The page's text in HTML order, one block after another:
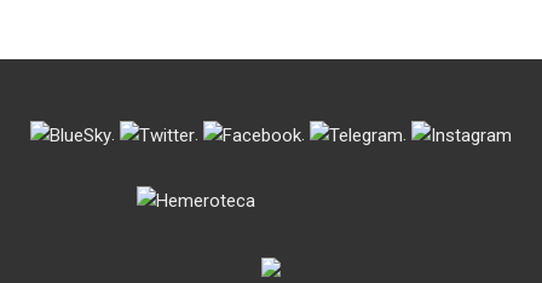
. . . .